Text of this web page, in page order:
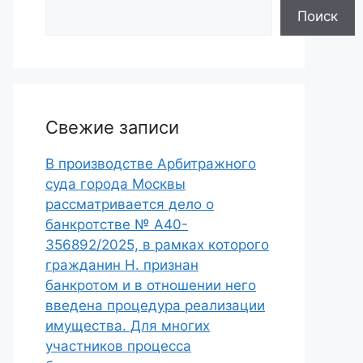
Поиск
Свежие записи
В производстве Арбитражного
суда города Москвы
рассматривается дело о
банкротстве № А40-
356892/2025, в рамках которого
гражданин Н. признан
банкротом и в отношении него
введена процедура реализации
имущества. Для многих
участников процесса